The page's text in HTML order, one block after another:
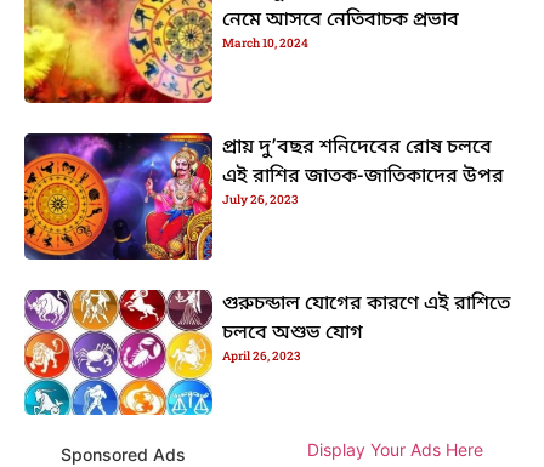
নেমে আসবে নেতিবাচক প্রভাব
March 10, 2024
প্রায় দু’বছর শনিদেবের রোষ চলবে
এই রাশির জাতক-জাতিকাদের উপর
July 26, 2023
গুরুচন্ডাল যোগের কারণে এই রাশিতে
চলবে অশুভ যোগ
April 26, 2023
Sponsored Ads Display Your Ads Here